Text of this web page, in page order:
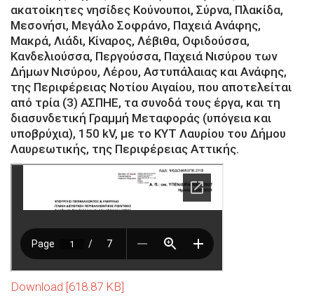
ακατοίκητες νησίδες Κούνουποι, Σύρνα, Πλακίδα,
Μεσονήσι, Μεγάλο Σοφράνο, Παχειά Ανάφης,
Μακρά, Λιάδι, Κίναρος, Λέβιθα, Οφιδούσσα,
Κανδελιούσσα, Περγούσσα, Παχειά Νισύρου των
Δήμων Νισύρου, Λέρου, Αστυπάλαιας και Ανάφης,
της Περιφέρειας Νοτίου Αιγαίου, που αποτελείται
από τρία (3) ΑΣΠΗΕ, τα συνοδά τους έργα, και τη
διασυνδετική Γραμμή Μεταφοράς (υπόγεια και
υποβρύχια), 150 kV, με το ΚΥΤ Λαυρίου του Δήμου
Λαυρεωτικής, της Περιφέρειας Αττικής.
Download [618.87 KB]